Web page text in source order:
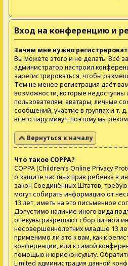
Вход на конференцию и
Зачем мне нужно
Вы можете этого и не делать. Всё
администратор настроил
зарегистрироваться, чтобы
Тем не менее регистрация даёт
возможности, которые
пользователям: аватары, личные
сообщений, участие в группах и т.
всего пару минут, поэтому мы
Вернуться к началу
Что такое COPPA?
COPPA (Children’s Online Privacy
о защите частных прав ребёнка в
закон Соединённых Штатов,
могут собирать информацию от
13 лет, иметь на это письменное
Допустимо наличие иного вида
опекуны разрешают сбор личной
несовершеннолетних младше 13
применимо ли это к вам, как к
конференции, или к самой
помощью к юрисконсульту.
Limited администрация данной